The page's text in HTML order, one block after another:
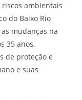
ambientais
do Baixo Rio
mudanças na
35 anos,
de proteção e
e suas